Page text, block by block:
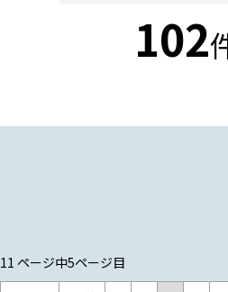
102
11 ページ中5ページ目